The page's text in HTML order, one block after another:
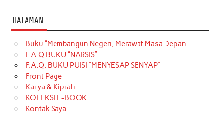
HALAMAN
Buku “Membangun Negeri, Merawat Masa Depan
F.A.Q BUKU “NARSIS”
F.A.Q. BUKU PUISI “MENYESAP SENYAP”
Front Page
Karya & Kiprah
KOLEKSI E-BOOK
Kontak Saya